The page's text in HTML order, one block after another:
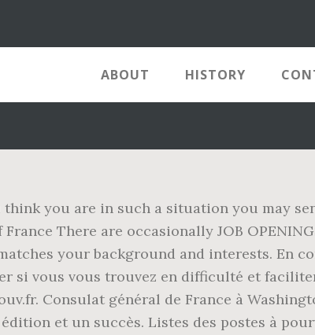
ABOUT HISTORY
you are in such a situation you may
There are occasionally JOB
your background and interests. En
si vous vous trouvez en difficulté et
Consulat général de France à
édition et un succès. Listes des postes à